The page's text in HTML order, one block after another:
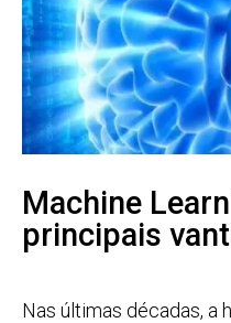
Machine
principais
Nas últimas décadas, a